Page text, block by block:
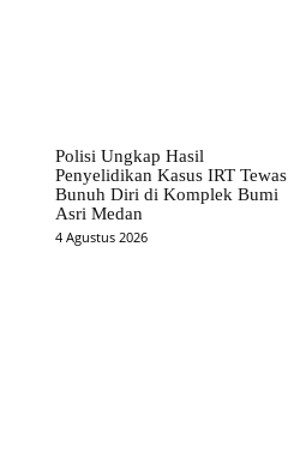
Polisi Ungkap Hasil
Penyelidikan Kasus IRT Tewas
Bunuh Diri di Komplek Bumi
Asri Medan
4 Agustus 2026